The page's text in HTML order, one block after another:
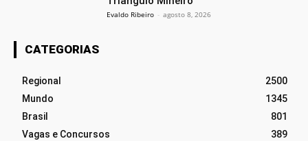
Evaldo Ribeiro - agosto 8, 2026
CATEGORIAS
Regional
2500
Mundo
1345
Brasil
801
Vagas e Concursos
389